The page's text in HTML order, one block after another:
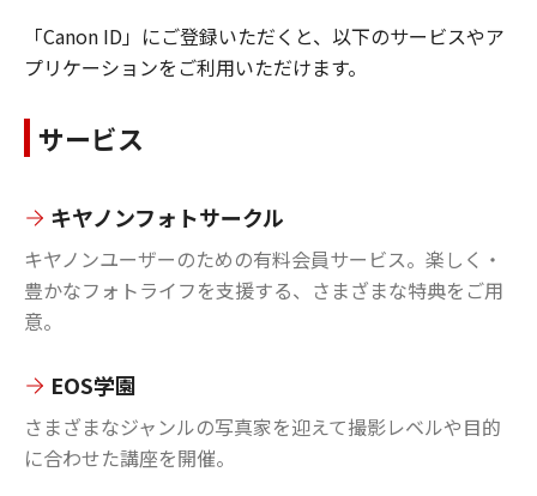
「Canon ID」にご登録いただくと、以下のサービスやア
プリケーションをご利用いただけます。
サービス
キヤノンフォトサークル
キヤノンユーザーのための有料会員サービス。楽しく・
豊かなフォトライフを支援する、さまざまな特典をご用
意。
EOS学園
さまざまなジャンルの写真家を迎えて撮影レベルや目的
に合わせた講座を開催。